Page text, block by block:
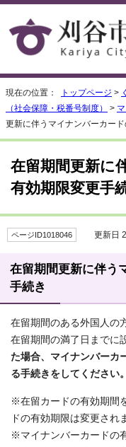
現在の位置： トップページ >
（社会保障・税番号制度）
>
更新に伴うマイナンバーカー
在留期間更新に
有効期限変更手
ページID1018046 更新日
在留期間更新に伴う
手続き
在留期間のある外国人の
在留期間の満了日までに
た場合、マイナンバーカ
る手続きをしてください。
※在留カードの有効期間
ドの有効期限は変更され
※マイナンバーカードの